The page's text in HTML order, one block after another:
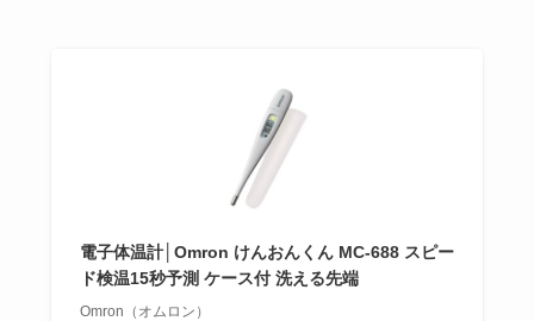
電子体温計│Omron けんおんくん MC-688 スピー
ド検温15秒予測 ケース付 洗える先端
Omron（オムロン）